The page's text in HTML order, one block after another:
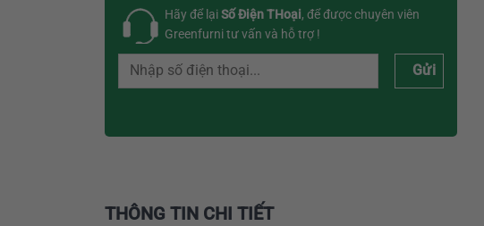
Hãy để lạiSố Điện THoại, để được chuyên viên
Greenfurni tư vấn và hỗ trợ !
Gửi
THÔNG TIN CHI TIẾT